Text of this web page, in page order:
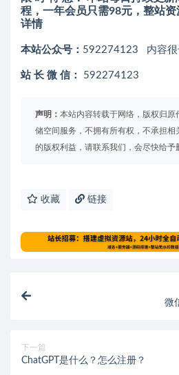
程，一年会员只需98元，整站
详情
本站公众号： 592274123 内容很
站 长 微 信： 592274123
声明： 本站内容转载于网络，版权归原
储空间服务，不拥有所有权，不承担相
的版权利益，请联系我们，会尽快给予
收藏 链接
微
下一篇
ChatGPT是什么？怎么注册？